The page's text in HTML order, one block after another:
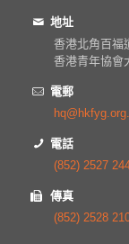
地址
香港北角百福
香港青年協會
電郵
電話
(852) 2527
傳真
(852) 2528